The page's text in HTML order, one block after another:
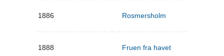
1886 Rosmersholm
1888 Fruen fra havet